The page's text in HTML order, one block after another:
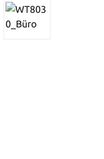
ein oder benutze die